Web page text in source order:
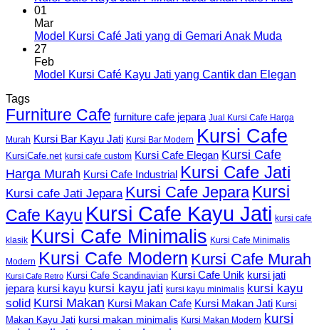
01
Mar
Model Kursi Café Jati yang di Gemari Anak Muda
27
Feb
Model Kursi Café Kayu Jati yang Cantik dan Elegan
Tags
Furniture Cafe furniture cafe jepara Jual Kursi Cafe Harga
Murah Kursi Bar Kayu Jati Kursi Bar Modern Kursi Cafe
KursiCafe.net kursi cafe custom Kursi Cafe Elegan Kursi Cafe
Harga Murah Kursi Cafe Industrial Kursi Cafe Jati
Kursi cafe Jati Jepara Kursi Cafe Jepara Kursi
Cafe Kayu Kursi Cafe Kayu Jati kursi cafe
klasik Kursi Cafe Minimalis Kursi Cafe Minimalis
Modern Kursi Cafe Modern Kursi Cafe Murah
Kursi Cafe Retro Kursi Cafe Scandinavian Kursi Cafe Unik kursi jati
jepara kursi kayu kursi kayu jati kursi kayu minimalis kursi kayu
solid Kursi Makan Kursi Makan Cafe Kursi Makan Jati Kursi
Makan Kayu Jati kursi makan minimalis Kursi Makan Modern
kursi